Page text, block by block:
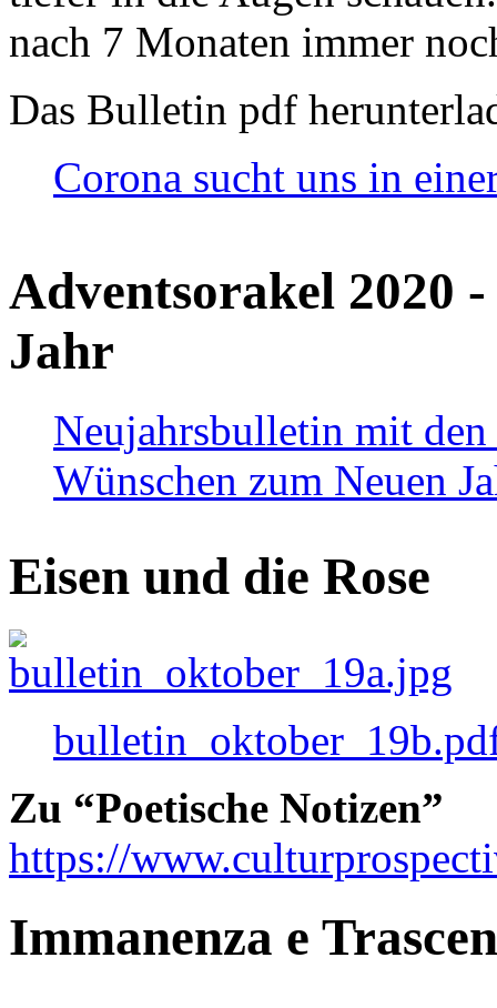
nach 7 Monaten immer
Das Bulletin pdf
Corona sucht uns in
Adventsorakel 2020
Jahr
Neujahrsbulletin mit den
Wünschen zum Neuen
Eisen und die Rose
Zu “Poetische Notizen”
https://
Immanenza e